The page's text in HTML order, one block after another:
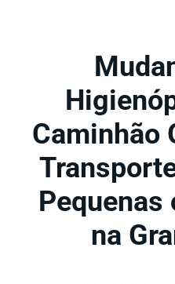
Caminhão
Pequenas
na